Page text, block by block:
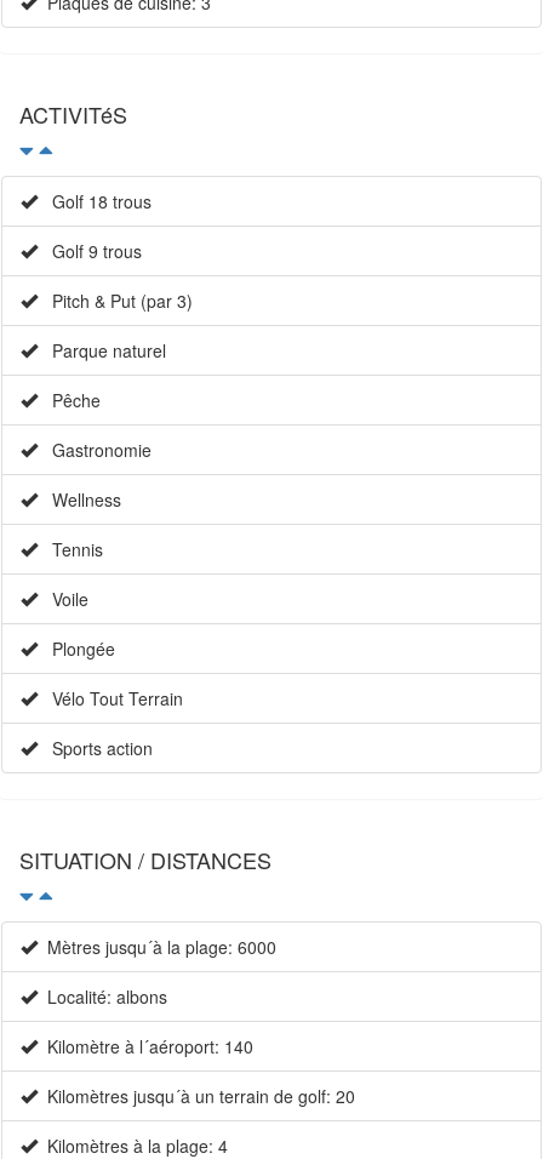
ACTIVITéS
Golf 18 trous
Golf 9 trous
Pitch & Put (par 3)
Parque naturel
Pêche
Gastronomie
Wellness
Tennis
Voile
Plongée
Vélo Tout Terrain
Sports action
SITUATION / DISTANCES
Mètres jusqu´à la plage: 6000
Localité: albons
Kilomètre à l´aéroport: 140
Kilomètres jusqu´à un terrain de golf: 20
Kilomètres à la plage: 4